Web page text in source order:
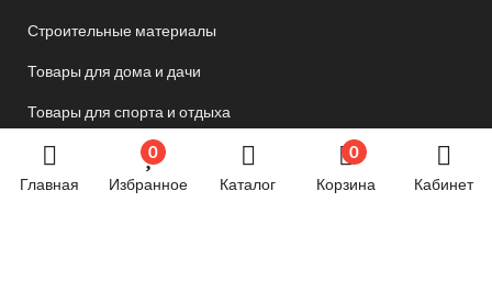
Главная
0
Избранное Каталог
0
Корзина Кабинет
Строительные материалы
Товары для дома и дачи
Товары для спорта и отдыха
Хозяйственные товары
Электрика